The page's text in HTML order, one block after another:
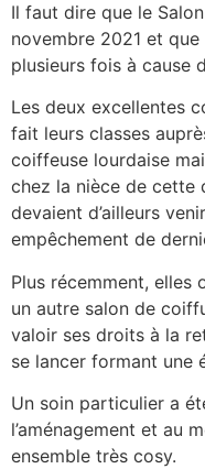
Il faut dire que le
novembre 2021 et
plusieurs fois à cause
Les deux excellentes
fait leurs classes
coiffeuse lourdaise
chez la nièce de cette
devaient d’ailleurs
empêchement de
Plus récemment,
un autre salon de
valoir ses droits à la
se lancer formant une
Un soin particulier a
l’aménagement et au
ensemble très cosy.